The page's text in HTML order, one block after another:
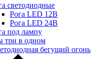
светодиодные
Рога LED 12В
Рога LED 24В
под лампу
три в одном
бегущий огонь